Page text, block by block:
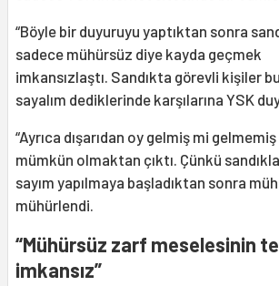
“Böyle bir duyuruyu yaptıktan sonra
sadece mühürsüz diye kayda geçmek
imkansızlaştı. Sandıkta görevli kişiler
sayalım dediklerinde karşılarına YSK
“Ayrıca dışarıdan oy gelmiş mi
mümkün olmaktan çıktı. Çünkü
sayım yapılmaya başladıktan sonra
mühürlendi.
“Mühürsüz zarf meselesinin
imkansız”